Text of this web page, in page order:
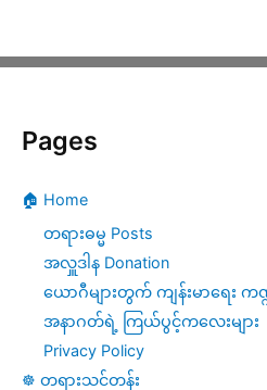
Pages
🏠 Home
တရားဓမ္မ Posts
အလှူဒါန Donation
ယောဂီများတွက် ကျန်းမာရေး က
အနာဂတ်ရဲ့ ကြယ်ပွင့်ကလေးများ
Privacy Policy
☸️ တရားသင်တန်း